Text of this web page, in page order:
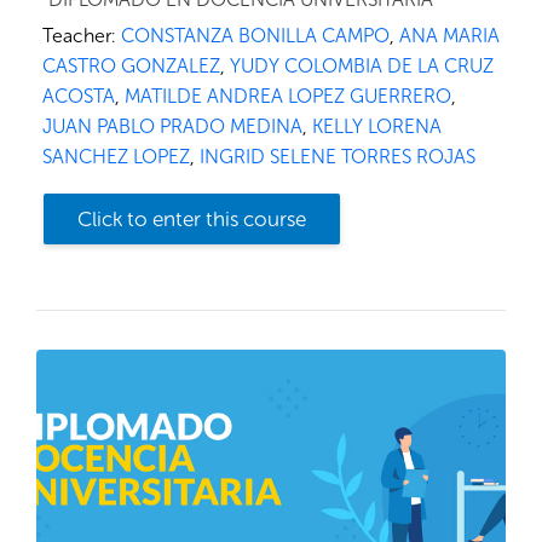
Teacher: CONSTANZA BONILLA CAMPO ANA MARIA
CASTRO GONZALEZ YUDY COLOMBIA DE LA CRUZ
ACOSTA MATILDE ANDREA LOPEZ GUERRERO
JUAN PABLO PRADO MEDINA KELLY LORENA
SANCHEZ LOPEZ INGRID SELENE TORRES ROJAS
Click to enter this course